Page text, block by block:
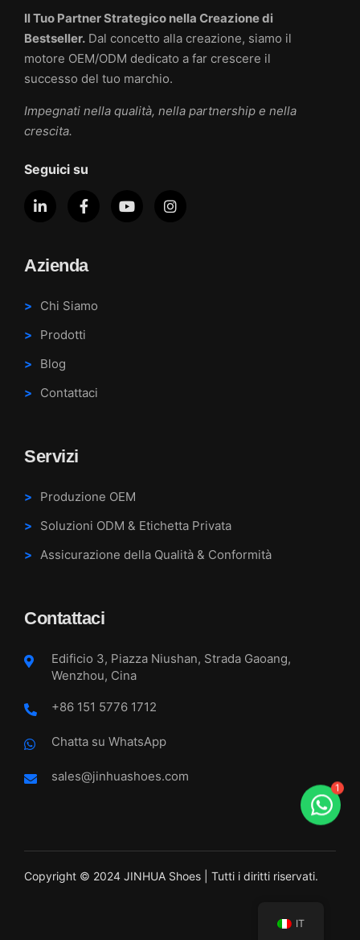
Il Tuo Partner Strategico nella Creazione di
Bestseller. Dal concetto alla creazione, siamo il
motore OEM/ODM dedicato a far crescere il
successo del tuo marchio.
Impegnati nella qualità, nella partnership e nella
crescita.
Seguici su
Azienda
Chi Siamo
Prodotti
Blog
Contattaci
Servizi
Produzione OEM
Soluzioni ODM & Etichetta Privata
Assicurazione della Qualità & Conformità
Contattaci
Edificio 3, Piazza Niushan, Strada Gaoang,
Wenzhou, Cina
+86 151 5776 1712
Chatta su WhatsApp
sales@jinhuashoes.com
Copyright © 2024 JINHUA Shoes | Tutti i diritti riservati.
1
IT